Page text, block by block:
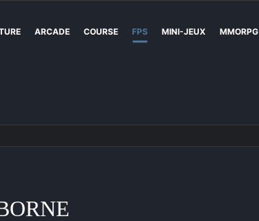
ARCADE COURSE FPS MINI-JEUX MMORPG